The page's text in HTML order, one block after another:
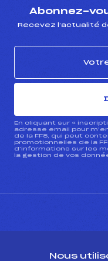
Abonnez-
Recevez l’actualité
En cliquant sur «
adresse email pour
de la FFS, qui peut
promotionnelles de la
d’informations sur les
la gestion de vos
Nous